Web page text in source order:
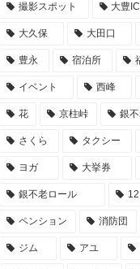
撮影スポット 大豊
大久保 大田口
豊永 宿泊所
イベント 西峰
花 京柱峠 銀
さくら タクシー
ヨガ 大挙券
銀不老ロール 12
ペンション 消防団
ジム アユ